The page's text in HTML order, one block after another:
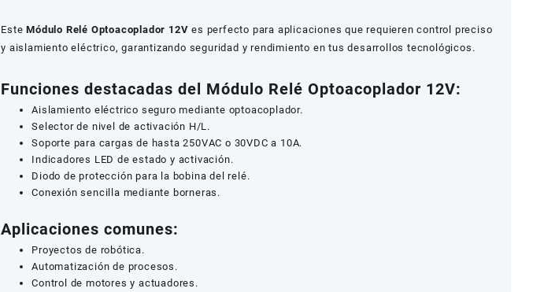
EsteMódulo Relé Optoacoplador 12V es perfecto para aplicaciones que requieren control preciso
y aislamiento eléctrico, garantizando seguridad y rendimiento en tus desarrollos tecnológicos.
Funciones destacadas del Módulo Relé Optoacoplador 12V:
Aislamiento eléctrico seguro mediante optoacoplador.
Selector de nivel de activación H/L.
Soporte para cargas de hasta 250VAC o 30VDC a 10A.
Indicadores LED de estado y activación.
Diodo de protección para la bobina del relé.
Conexión sencilla mediante borneras.
Aplicaciones comunes:
Proyectos de robótica.
Automatización de procesos.
Control de motores y actuadores.